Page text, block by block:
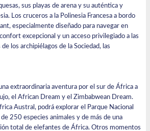
sus playas de arena y su auténtica y
Los cruceros a la Polinesia Francesa a bordo
especialmente diseñado para navegar en
excepcional y un acceso privilegiado a las
los archipiélagos de la Sociedad, las
extraordinaria aventura por el sur de África a
el African Dream y el Zimbabwean Dream.
Austral, podrá explorar el Parque Nacional
250 especies animales y de más de una
total de elefantes de África. Otros momentos